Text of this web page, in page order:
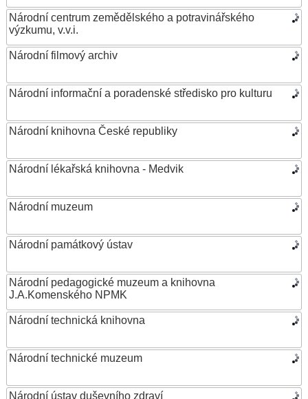
Národní centrum zemědělského a potravinářského
výzkumu, v.v.i.
Národní filmový archiv
Národní informační a poradenské středisko pro kulturu
Národní knihovna České republiky
Národní lékařská knihovna - Medvik
Národní muzeum
Národní památkový ústav
Národní pedagogické muzeum a knihovna
J.A.Komenského NPMK
Národní technická knihovna
Národní technické muzeum
Národní ústav duševního zdraví